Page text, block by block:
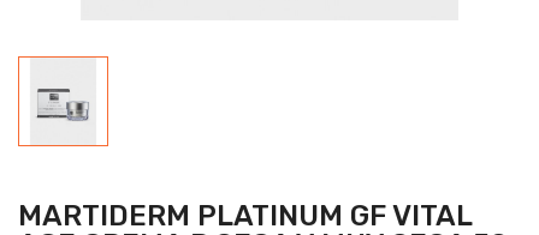
MARTIDERM PLATINUM GF VITAL